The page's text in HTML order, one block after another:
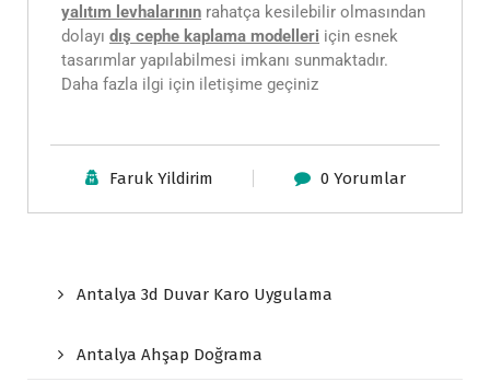
yalıtım levhalarının rahatça kesilebilir olmasından
dolayı dış cephe kaplama modelleri için esnek
tasarımlar yapılabilmesi imkanı sunmaktadır.
Daha fazla ilgi için iletişime geçiniz
Faruk Yildirim 0 Yorumlar
Antalya 3d Duvar Karo Uygulama
Antalya Ahşap Doğrama